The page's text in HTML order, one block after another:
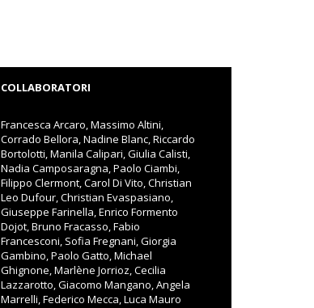
COLLABORATORI
Francesca Arcaro, Massimo Altini,
Corrado Bellora, Nadine Blanc, Riccardo
Bortolotti, Manila Calipari, Giulia Calisti,
Nadia Camposaragna, Paolo Ciambi,
Filippo Clermont, Carol Di Vito, Christian
Leo Dufour, Christian Evaspasiano,
Giuseppe Farinella, Enrico Formento
Dojot, Bruno Fracasso, Fabio
Francesconi, Sofia Fregnani, Giorgia
Gambino, Paolo Gatto, Michael
Ghignone, Marlène Jorrioz, Cecilia
Lazzarotto, Giacomo Mangano, Angela
Marrelli, Federico Mecca, Luca Mauro